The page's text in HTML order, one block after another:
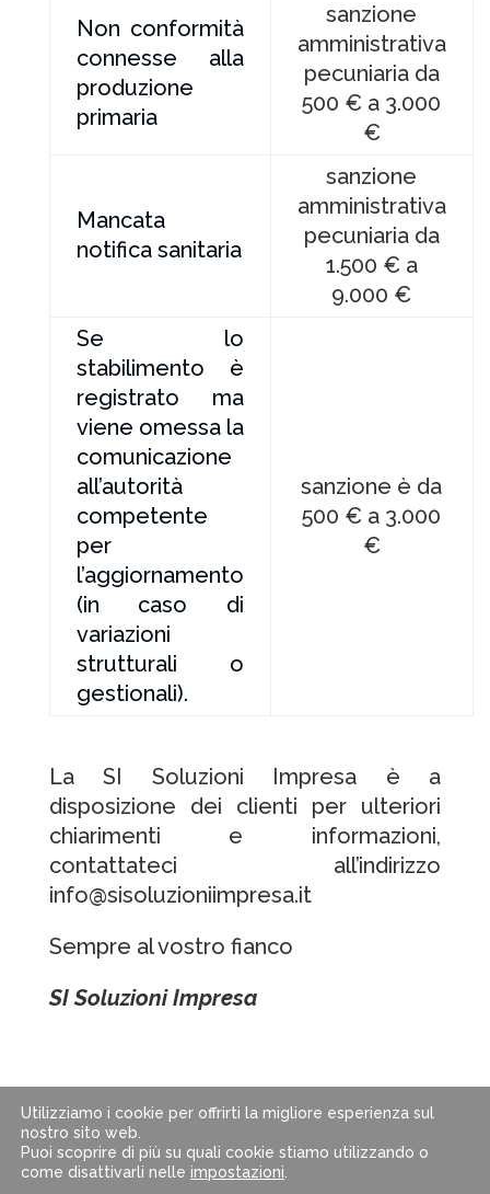
Non conformità
connesse alla
produzione
primaria
sanzione
amministrativa
pecuniaria da
500 € a 3.000
€
Mancata
notifica sanitaria
sanzione
amministrativa
pecuniaria da
1.500 € a
9.000 €
Se lo
stabilimento è
registrato ma
viene omessa la
comunicazione
all’autorità
competente
per
l’aggiornamento
(in caso di
variazioni
strutturali o
gestionali).
sanzione è da
500 € a 3.000
€
La SI Soluzioni Impresa è a
disposizione dei clienti per ulteriori
chiarimenti e informazioni,
contattateci all’indirizzo
info@sisoluzioniimpresa.it
Sempre al vostro fianco
SI Soluzioni Impresa
© 2024 SI Soluzioni Impresa s.r.l. | P.IVA:
Utilizziamo i cookie per offrirti la migliore esperienza sul
nostro sito web.
Puoi scoprire di più su quali cookie stiamo utilizzando o
come disattivarli nelle impostazioni